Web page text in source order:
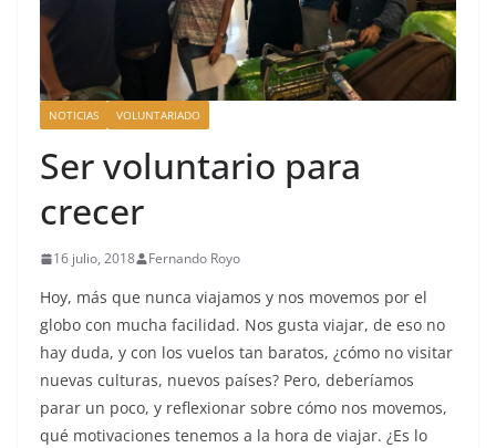
NOTICIAS VOLUNTARIADO
Ser voluntario para
crecer
16 julio, 2018 Fernando Royo
Hoy, más que nunca viajamos y nos movemos por el
globo con mucha facilidad. Nos gusta viajar, de eso no
hay duda, y con los vuelos tan baratos, ¿cómo no visitar
nuevas culturas, nuevos países? Pero, deberíamos
parar un poco, y reflexionar sobre cómo nos movemos,
qué motivaciones tenemos a la hora de viajar. ¿Es lo